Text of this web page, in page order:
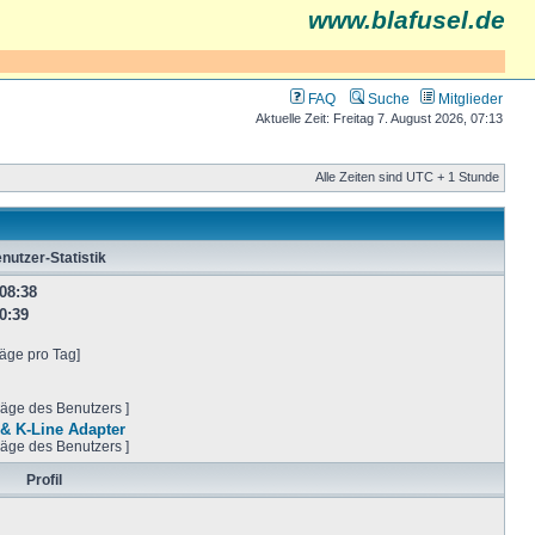
www.blafusel.de
FAQ Suche Mitglieder
Aktuelle Zeit: Freitag 7. August 2026, 07:13
Alle Zeiten sind UTC + 1 Stunde
Statistik
pro Tag]
des Benutzers ]
K-Line Adapter
des Benutzers ]
Profil